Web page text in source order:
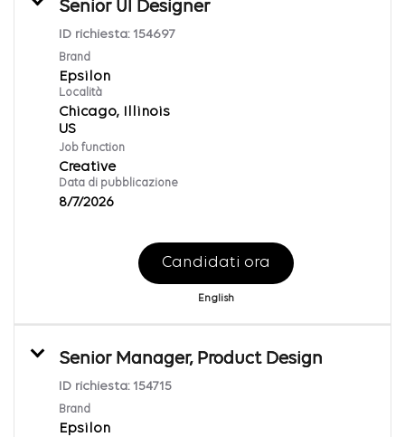
Senior UI Designer
ID richiesta: 154697
Brand
Epsilon
Località
Chicago, Illinois
Job function
Creative
Data di pubblicazione
8/7/2026
Candidati ora
English
Senior Manager, Product Design
ID richiesta: 154715
Brand
Epsilon